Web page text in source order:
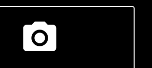
photo_camera